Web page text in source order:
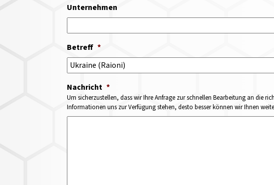
Unternehmen
Betreff *
Nachricht *
Um sicherzustellen, dass wir Ihre Anfrage zur schnellen Bearbeitung an die
Informationen uns zur Verfügung stehen, desto besser können wir Ihnen